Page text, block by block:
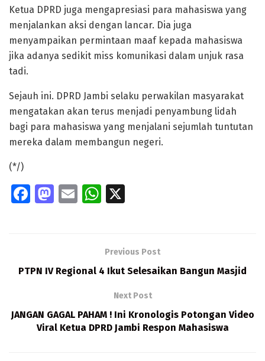
Ketua DPRD juga mengapresiasi para mahasiswa yang
menjalankan aksi dengan lancar. Dia juga
menyampaikan permintaan maaf kepada mahasiswa
jika adanya sedikit miss komunikasi dalam unjuk rasa
tadi.
Sejauh ini. DPRD Jambi selaku perwakilan masyarakat
mengatakan akan terus menjadi penyambung lidah
bagi para mahasiswa yang menjalani sejumlah tuntutan
mereka dalam membangun negeri.
(*/)
Fa
o
M
o
E
W
s
A
p
Previous Post
PTPN IV Regional 4 Ikut Selesaikan Bangun Masjid
Next Post
JANGAN GAGAL PAHAM ! Ini Kronologis Potongan Video
Viral Ketua DPRD Jambi Respon Mahasiswa